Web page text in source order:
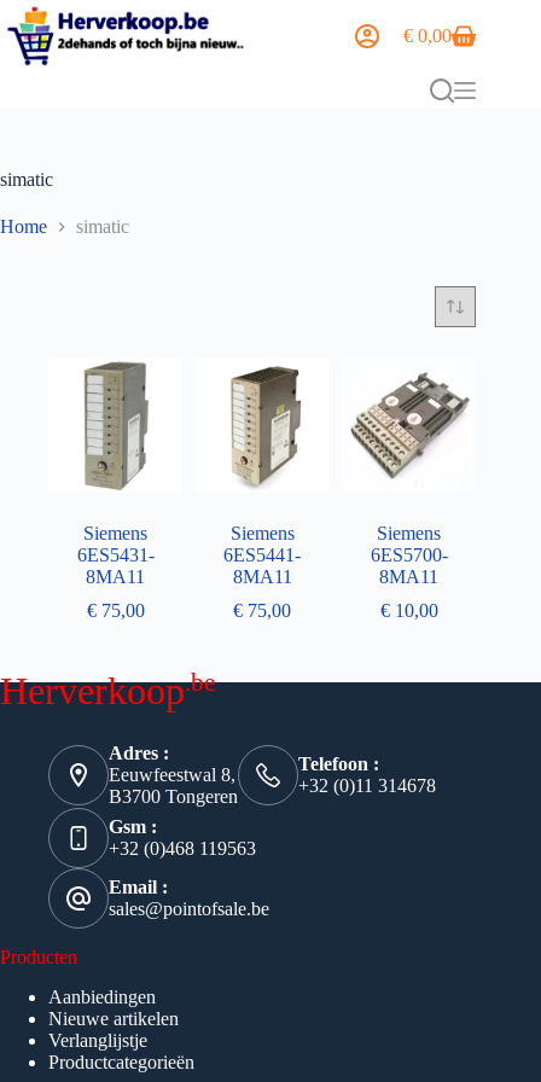
€ 0,00
simatic
Home simatic
Siemens
6ES5431-
8MA11
€75,00
Siemens
6ES5441-
8MA11
€ 75,00
Siemens
6ES5700-
8MA11
€10,00
Herverkoop.be
Adres :
Eeuwfeestwal 8,
B3700 Tongeren
Telefoon :
+32 (0)11 314678
Gsm :
+32 (0)468 119563
Email :
sales@pointofsale.be
Producten
Aanbiedingen
Nieuwe artikelen
Verlanglijstje
Productcategorieën